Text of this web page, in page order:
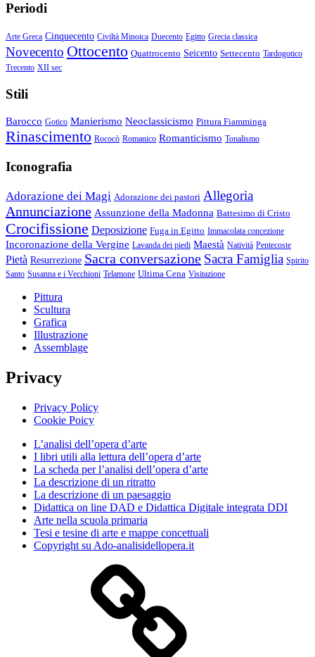
Periodi
Arte Greca Cinquecento Civiltà Minoica Duecento Egitto Grecia classica
Novecento Ottocento Quattrocento Seicento Settecento Tardogotico
Trecento XII sec
Stili
Barocco Gotico Manierismo Neoclassicismo Pittura Fiamminga
Rinascimento Rococò Romanico Romanticismo Tonalismo
Iconografia
Adorazione dei Magi Adorazione dei pastori Allegoria
Annunciazione Assunzione della Madonna Battesimo di Cristo
Crocifissione Deposizione Fuga in Egitto Immacolata concezione
Incoronazione della Vergine Lavanda dei piedi Maestà Natività Pentecoste
Pietà Resurrezione Sacra conversazione Sacra Famiglia Spirito
Santo Susanna e i Vecchioni Telamone Ultima Cena Visitazione
Pittura
Scultura
Grafica
Illustrazione
Assemblage
Privacy
Privacy Policy
Cookie Poicy
L’analisi dell’opera d’arte
I libri utili alla lettura dell’opera d’arte
La scheda per l’analisi dell’opera d’arte
La descrizione di un ritratto
La descrizione di un paesaggio
Didattica on line DAD e Didattica Digitale integrata DDI
Arte nella scuola primaria
Tesi e tesine di arte e mappe concettuali
Copyright su Ado-analisidellopera.it